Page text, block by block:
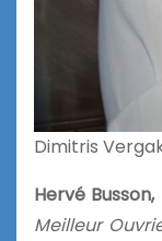
Dimitris
Hervé Busson,
Meilleur